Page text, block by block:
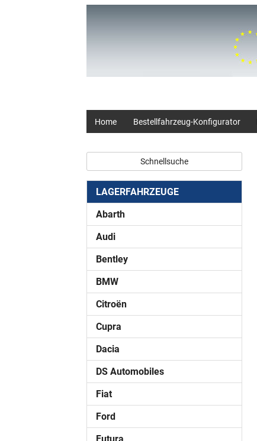
Home Bestellfahrzeug-Konfigurator
Schnellsuche
LAGERFAHRZEUGE
Abarth
Audi
Bentley
BMW
Citroën
Cupra
Dacia
DS Automobiles
Fiat
Ford